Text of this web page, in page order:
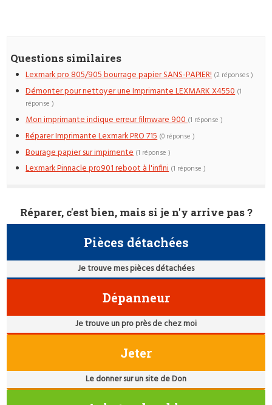
Questions similaires
Lexmark pro 805/905 bourrage papier SANS-PAPIER! (2 réponses )
Démonter pour nettoyer une Imprimante LEXMARK X4550 (1
réponse )
Mon imprimante indique erreur filmware 900(1 réponse )
Réparer Imprimante Lexmark PRO 715 (0 réponse )
Bourage papier sur impimente (1 réponse )
Lexmark Pinnacle pro901 reboot à l'infini (1 réponse )
Réparer, c'est bien, mais si je n'y arrive pas ?
Pièces détachées
Je trouve mes pièces détachées
Dépanneur
Je trouve un pro près de chez moi
Jeter
Le donner sur un site de Don